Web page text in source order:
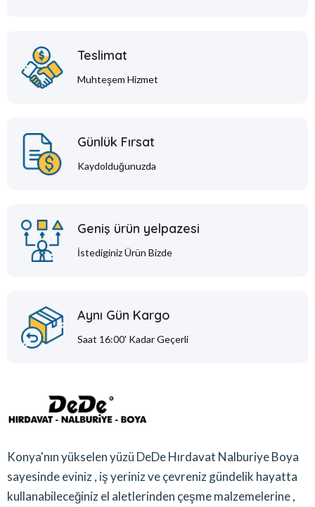
Teslimat
Muhteşem Hizmet
Günlük Fırsat
Kaydolduğunuzda
Geniş ürün yelpazesi
İstediginiz Ürün Bizde
Aynı Gün Kargo
Saat 16:00' Kadar Geçerli
Konya'nın yükselen yüzü DeDe Hırdavat Nalburiye Boya
sayesinde eviniz , iş yeriniz ve çevreniz gündelik hayatta
kullanabileceğiniz el aletlerinden çeşme malzemelerine ,